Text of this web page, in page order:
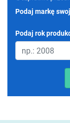
Podaj markę
Podaj rok